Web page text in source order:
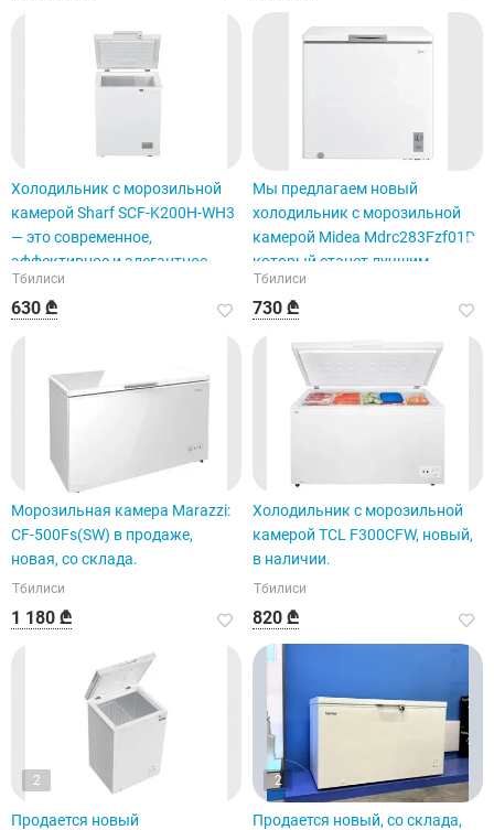
Холодильник с морозильной
камерой Sharf SCF-K200H-WH3
— это современное,
эффективное и элегантное
устройство.
Тбилиси
630 ₾
Мы предлагаем новый
холодильник с морозильной
камерой Midea Mdrc283Fzf01D,
который станет лучшим
выбором для вашего дома.
Тбилиси
730 ₾
Морозильная камера Marazzi:
CF-500Fs(SW) в продаже,
новая, со склада.
Тбилиси
1 180 ₾
Холодильник с морозильной
камерой TCL F300CFW, новый,
в наличии.
Тбилиси
820 ₾
2
Продается новый
2
Продается новый, со склада,